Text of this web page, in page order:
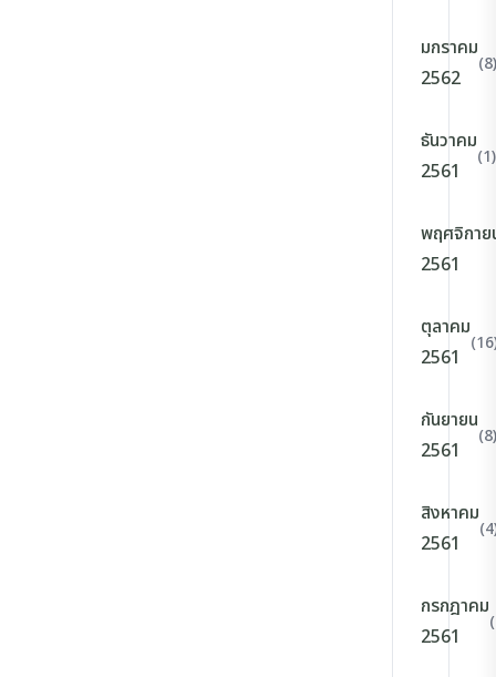
มกราคม
2562
(8)
ธันวาคม
2561
(1)
พฤศจิกาย
2561
ตุลาคม
2561
กันยายน
2561
(8)
สิงหาคม
2561
กรกฎาคม
2561